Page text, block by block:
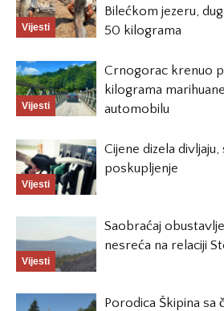
Vijesti
Bilećkom jezeru,
50 kilograma
Vijesti
Crnogorac krenuo
kilograma
automobilu
Vijesti
Cijene dizela
poskupljenje
Vijesti
Saobraćaj
nesreća na relaciji
Porodica Škipina sa